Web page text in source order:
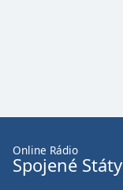
Online Rádio
Spojené Státy